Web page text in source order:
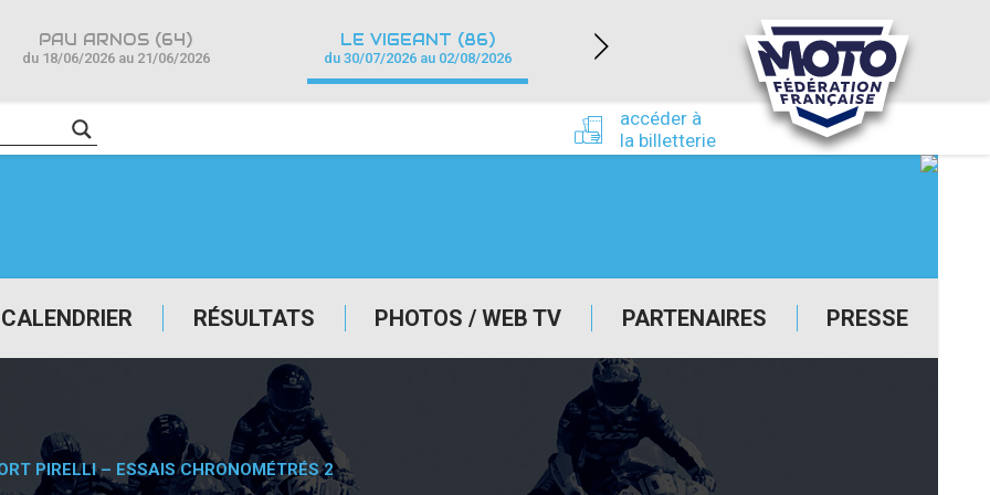
CALENDRIER RÉSULTATS PHOTOS / WEB TV PARTENAIRES PRESSE
accéder à
la billetterie
PAU ARNOS (64)
du 18/06/2026 au 21/06/2026
LE VIGEANT (86)
du 30/07/2026 au 02/08/2026
NEVERS MAGNY-COURS (58)
du 24/09/2026 au 27/09/2026
PIRELLI – ESSAIS CHRONOMÉTRÉS 2